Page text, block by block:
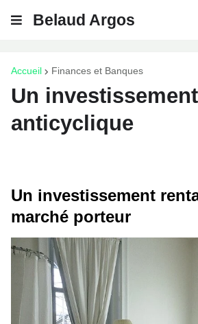
Belaud Argos
Accueil Finances et Banques
Un investissement
anticyclique
Un investissement
marché porteur